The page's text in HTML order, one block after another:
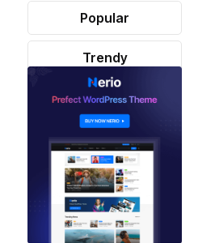
Popular
Trendy